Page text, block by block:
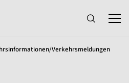
/Verkehrsmeldungen